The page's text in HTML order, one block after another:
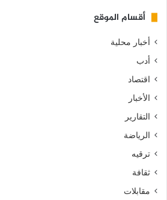
أقسام الموقع
أخبار محلية
أدب
اقتصاد
الأخبار
التقارير
الرياضة
ترقيه
ثقافة
مقابلات